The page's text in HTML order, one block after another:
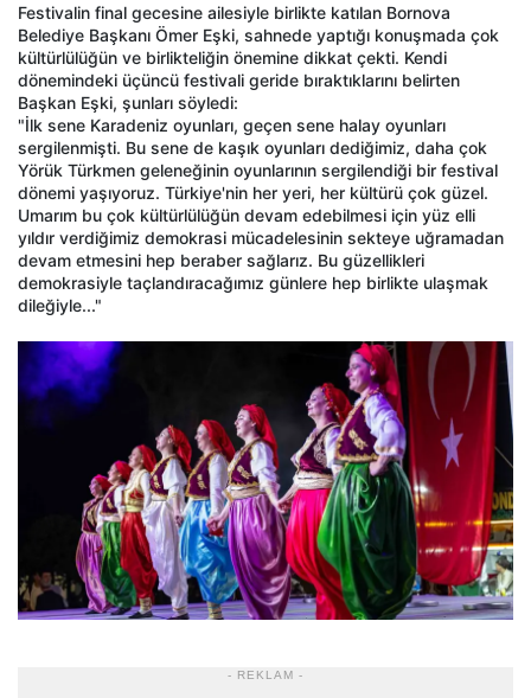
Festivalin final gecesine ailesiyle birlikte katılan Bornova
Belediye Başkanı Ömer Eşki, sahnede yaptığı konuşmada çok
kültürlülüğün ve birlikteliğin önemine dikkat çekti. Kendi
dönemindeki üçüncü festivali geride bıraktıklarını belirten
Başkan Eşki, şunları söyledi:
"İlk sene Karadeniz oyunları, geçen sene halay oyunları
sergilenmişti. Bu sene de kaşık oyunları dediğimiz, daha çok
Yörük Türkmen geleneğinin oyunlarının sergilendiği bir festival
dönemi yaşıyoruz. Türkiye'nin her yeri, her kültürü çok güzel.
Umarım bu çok kültürlülüğün devam edebilmesi için yüz elli
yıldır verdiğimiz demokrasi mücadelesinin sekteye uğramadan
devam etmesini hep beraber sağlarız. Bu güzellikleri
demokrasiyle taçlandıracağımız günlere hep birlikte ulaşmak
dileğiyle..."
- REKLAM -